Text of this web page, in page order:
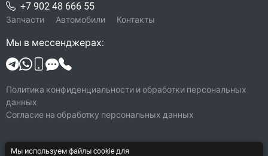
© 2026 Legacy-VL
+7 902 48 666 55
Запчасти Автомобили Контакты
Мы в мессенджерах:
Политика конфиденциальности и обработки персональных
данных
Согласие на обработку персональных данных
Мы используем файлы cookie для